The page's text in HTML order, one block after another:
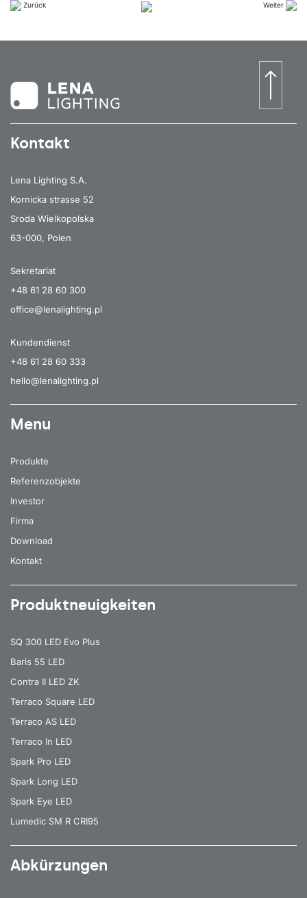
Zurück Weiter
Kontakt
Lena Lighting S.A.
Kornicka strasse 52
Sroda Wielkopolska
63-000, Polen
Sekretariat
+48 61 28 60 300
office@lenalighting.pl
Kundendienst
+48 61 28 60 333
hello@lenalighting.pl
Menu
Produkte
Referenzobjekte
Investor
Firma
Download
Kontakt
Produktneuigkeiten
SQ 300 LED Evo Plus
Baris 55 LED
Contra II LED ZK
Terraco Square LED
Terraco AS LED
Terraco In LED
Spark Pro LED
Spark Long LED
Spark Eye LED
Lumedic SM R CRI95
Abkürzungen